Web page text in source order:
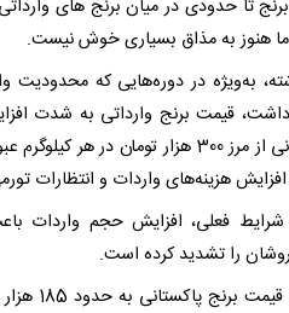
تا حدودی در میان برنج های
هنوز به مذاق بسیاری خوش نیست.
به‌ویژه در دوره‌هایی که محدودیت
قیمت برنج وارداتی به شدت
پاکستانی از مرز 300 هزار تومان
هزینه‌های واردات و انتظارات
شرایط فعلی، افزایش حجم واردات
را تشدید کرده است.
کاهش